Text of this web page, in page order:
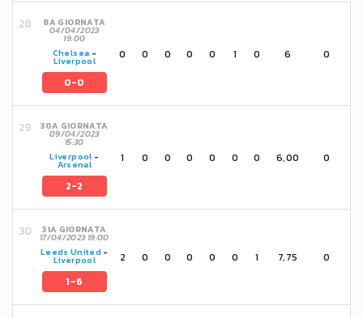
8A GIORNATA
04/04/2023
19:00
Chelsea -
Liverpool
0-0
0 0 0 0 0 1 0 6 0
30A GIORNATA
09/04/2023
15:30
Liverpool -
Arsenal
2-2
1 0 0 0 0 0 0 6,00 0
31A GIORNATA
17/04/2023 19:00
Leeds United -
Liverpool
1-6
2 0 0 0 0 0 1 7,75 0